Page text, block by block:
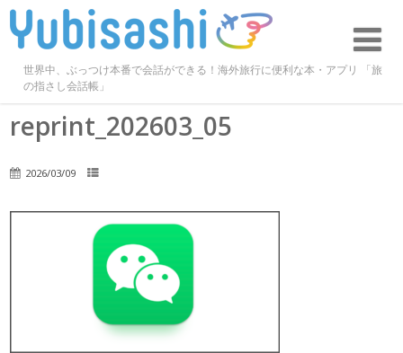
世界中、ぶっつけ本番で会話ができる！海外旅行に便利な本・アプリ 「旅
の指さし会話帳」
reprint_202603_05
2026/03/09